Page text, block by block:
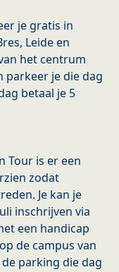
je gratis in
Leide en
het centrum
parkeer je die dag
betaal je 5
Tour is er een
zodat
Je kan je
inschrijven via
een handicap
de campus van
parking die dag